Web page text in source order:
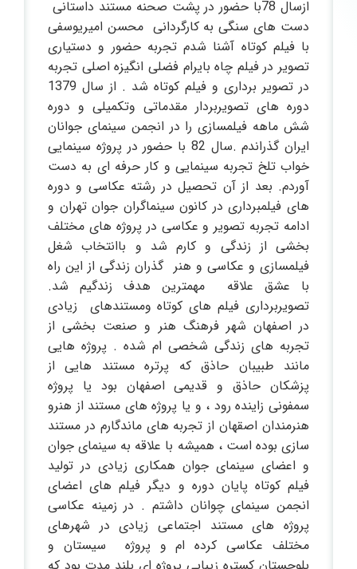
ازسال 78با حضور در پشت صحنه مستند داستانی
دست های سنگی به کارگردانی محسن امیریوسفی
با فیلم کوتاه آشنا شدم تجربه حضور و دستیاری
تصویر در فیلم چاه بایرام فضلی انگیزه اصلی تجربه
در تصویر برداری و فیلم کوتاه شد . از سال 1379
دوره های تصویربردار مقدماتی وتکمیلی و دوره
شش ماهه فیلمسازی را در انجمن سینمای جوانان
ایران گذراندم .سال 82 با حضور در پروژه سینمایی
خواب تلخ تجربه سینمایی و کار حرفه ای به دست
آوردم. بعد از آن تحصیل در رشته عکاسی و دوره
های فیلمبرداری در کانون سینماگران جوان تهران و
ادامه تجربه تصویر و عکاسی در پروژه های مختلف
بخشی از زندگی و کارم شد و باانتخاب شغل
فیلمسازی و عکاسی و هنر گذران زندگی از این راه
با عشق علاقه مهمترین هدف زندگیم شد.
تصویربرداری فیلم های کوتاه ومستندهای زیادی
در اصفهان شهر فرهنگ هنر و صنعت بخشی از
تجربه های زندگی شخصی ام شده . پروژه هایی
مانند طبیبان حاذق که پرتره مستند هایی از
پزشکان حاذق و قدیمی اصفهان بود یا پروژه
سمفونی زاینده رود ، و یا پروژه های مستند از هنرو
هنرمندان اصقهان از تجربه های ماندگارم در مستند
سازی بوده است ، همیشه با علاقه به سینمای جوان
و اعضای سینمای جوان همکاری زیادی در تولید
فیلم کوتاه پایان دوره و دیگر فیلم های اعضای
انجمن سینمای چوانان داشتم . در زمینه عکاسی
پروژه های مستند اجتماعی زیادی در شهرهای
مختلف عکاسی کرده ام و پروژه سیستان و